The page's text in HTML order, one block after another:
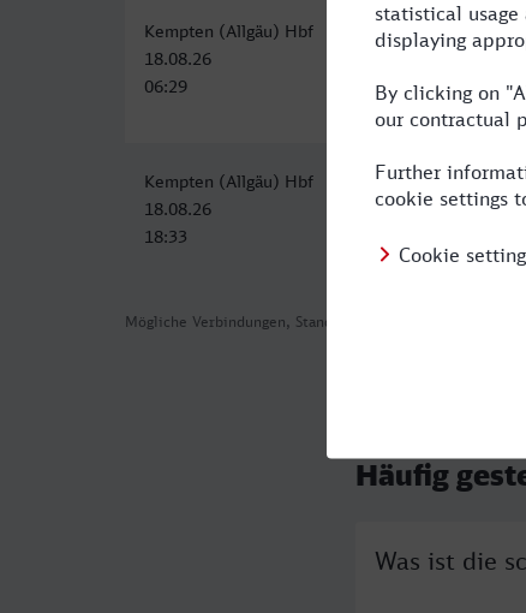
Mögliche Verbindungen, Stand: 2026-08-04 07:30
Kempten (Allgäu) Hbf
18.08.26
06:29
Ulm Hbf
07:43
Kempten (Allgäu) Hbf
18.08.26
18:33
Ulm Hbf
18.08.26
Häufig
Was ist die